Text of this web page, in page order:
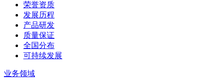
荣誉资质
发展历程
产品研发
质量保证
全国分布
可持续发展
业务领域